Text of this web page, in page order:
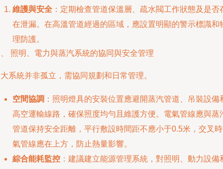
維護與安全 ：定期檢查管道保溫層、疏水閥工作狀態及是否
在泄漏。在高溫管道經過的區域，應設置明顯的警示標識和
理防護。
照明、電力與蒸汽系統的協同與安全管理
系統并非孤立，需協同規劃和日常管理。
空間協調 ：照明燈具的安裝位置應避開蒸汽管道、吊裝設備
高空運輸線路，確保照度均勻且維護方便。電氣管線應與蒸
管道保持安全距離，平行敷設時間距不應小于0.5米，交叉
氣管線應在上方，防止熱量影響。
綜合能耗監控 ：建議建立能源管理系統，對照明、動力設備